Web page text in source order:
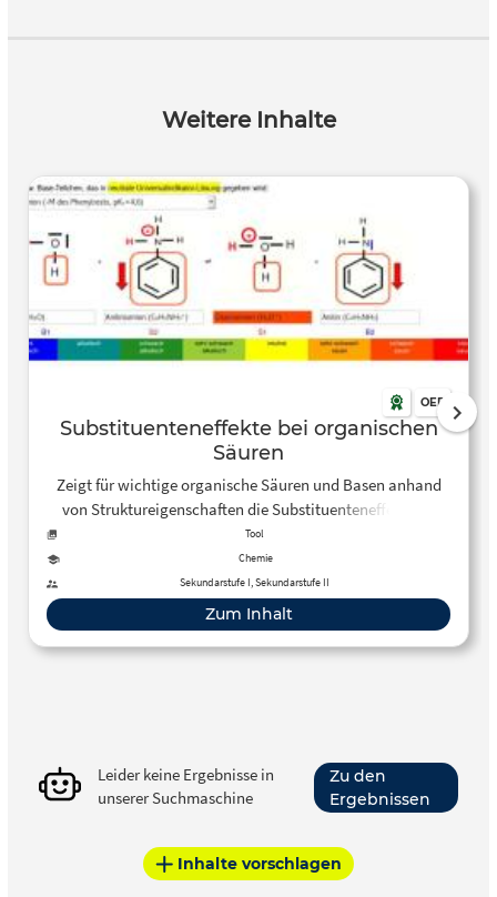
Weitere Inhalte
OER
Substituenteneffekte bei organischen
Säuren
Zeigt für wichtige organische Säuren und Basen anhand
von Struktureigenschaften die Substituenteneffekte an
Tool
Chemie
Sekundarstufe I, Sekundarstufe II
Zum Inhalt
Leider keine Ergebnisse in
unserer Suchmaschine
Zu den
Ergebnissen
Inhalte vorschlagen